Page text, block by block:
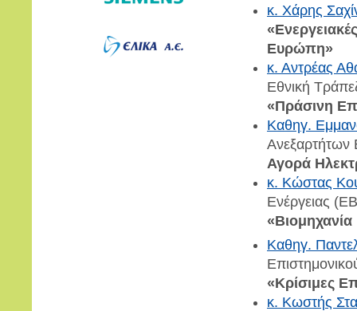
κ. Χάρης
Ευρώπη»
κ. Αντρέας
Εθνική
«Πράσινη
Καθηγ.
Ανεξαρτήτων
Αγορά
κ. Κώστας
Ενέργειας
«Βιομηχανία
Καθηγ.
«Κρίσιμες
κ. Κωστής